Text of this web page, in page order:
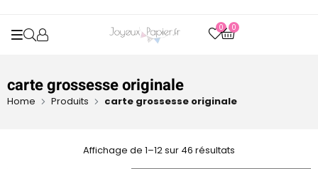
OPEN SEARCH
0 0
carte grossesse originale
Home Produits carte grossesse originale
Affichage de 1–12 sur 46 résultats